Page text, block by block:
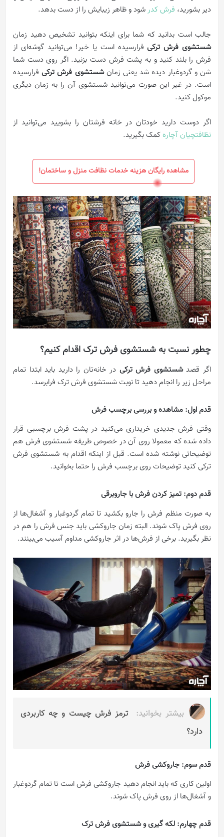
دیر بشورید، فرش کدرشود و ظاهر زیبایش را از دست بدهد.
جالب است بدانید که شما برای اینکه بتوانید تشخیص دهید زمان
شستشوی فرش ترکیفرارسیده است یا خیر! می‌توانید گوشه‌ای از
فرش را بلند کنید و به پشت فرش دست بزنید. اگر روی دست شما
شن و گردوغبار دیده شد یعنی زمانشستشوی فرش ترکیفرارسیده
است. در غیر این صورت می‌توانید شستشوی آن را به زمان دیگری
موکول کنید.
اگر دوست دارید خودتان در خانه فرشتان را بشویید می‌توانید از
نظافتچیان آچاره کمک بگیرید.
مشاهده رایگان هزینه خدمات نظافت منزل و ساختمان!
چطور نسبت به شستشوی فرش ترک اقدام کنیم؟
اگر قصدشستشوی فرش ترکی در خانه‌تان را دارید باید ابتدا تمام
مراحل زیر را انجام دهید تا نوبت شستشوی فرش ترک فرابرسد.
قدم اول: مشاهده و بررسی برچسب فرش
وقتی فرش جدیدی خریداری می‌کنید در پشت فرش برچسبی قرار
داده شده که معمولا روی آن در خصوص طریقه شستشوی فرش هم
توضیحاتی نوشته شده است. قبل از اینکه اقدام به شستشوی فرش
ترکی کنید توضیحات روی برچسب فرش را حتما بخوانید.
قدم دوم: تمیز کردن فرش با جاروبرقی
به صورت منظم فرش را جارو بکشید تا تمام گردوغبار و آشغال‌ها از
روی فرش پاک شوند. البته زمان جاروکشی باید جنس فرش را هم در
نظر بگیرید. برخی از فرش‌ها در اثر جاروکشی مداوم آسیب می‌بینند.
بیشتر بخوانید:
ترمز فرش چیست و چه کاربردی
دارد؟
قدم سوم: جاروکشی فرش
اولین کاری که باید انجام دهید جاروکشی فرش است تا تمام گردوغبار
و آشغال‌ها از روی فرش پاک شوند.
قدم چهارم: لکه گیری و شستشوی فرش ترک